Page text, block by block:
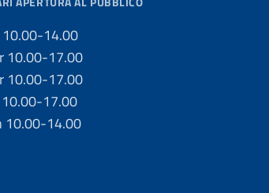
14.00
10.00-17.00
10.00-17.00
17.00
10.00-14.00